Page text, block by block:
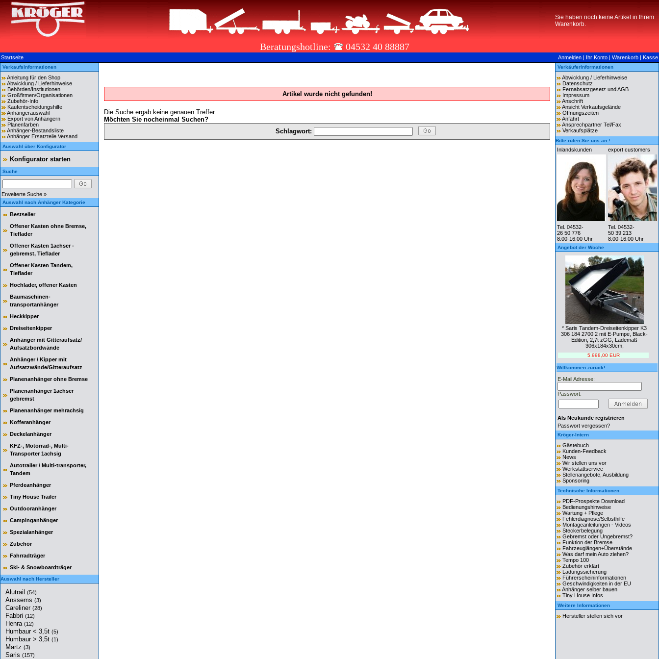
Sie haben noch keine Artikel in Ihrem
Warenkorb.
Beratungshotline: 04532 40 88887
Startseite Anmelden | Ihr Konto | Warenkorb | Kasse
Verkaufsinformationen
Anleitung für den Shop
Abwicklung / Lieferhinweise
Behörden/Institutionen
Großfirmen/Organisationen
Zubehör-Info
Kaufentscheidungshilfe
Anhängerauswahl
Export von Anhängern
Planenfarben
Anhänger-Bestandsliste
Anhänger Ersatzteile Versand
Auswahl über Konfigurator
Konfigurator starten
Suche
Erweiterte Suche »
Auswahl nach Anhänger Kategorie
Bestseller
Offener Kasten ohne Bremse,
Tieflader
Offener Kasten 1achser -
gebremst, Tieflader
Offener Kasten Tandem,
Tieflader
Hochlader, offener Kasten
Baumaschinen-
transportanhänger
Heckkipper
Dreiseitenkipper
Anhänger mit Gitteraufsatz/
Aufsatzbordwände
Anhänger / Kipper mit
Aufsatzwände/Gitteraufsatz
Planenanhänger ohne Bremse
Planenanhänger 1achser
gebremst
Planenanhänger mehrachsig
Kofferanhänger
Deckelanhänger
KFZ-, Motorrad-, Multi-
Transporter 1achsig
Autotrailer / Multi-transporter,
Tandem
Pferdeanhänger
Tiny House Trailer
Outdooranhänger
Campinganhänger
Spezialanhänger
Zubehör
Fahrradträger
Ski- & Snowboardträger
Auswahl nach Hersteller
Alutrail (54)
Anssems (3)
Careliner (28)
Fabbri (12)
Henra (12)
Humbaur < 3,5t (5)
Humbaur > 3,5t (1)
Martz (3)
Saris (157)
Artikel wurde nicht gefunden!
Die Suche ergab keine genauen Treffer.
Möchten Sie nocheinmal Suchen?
Schlagwort:
Verkäuferinformationen
Abwicklung / Lieferhinweise
Datenschutz
Fernabsatzgesetz und AGB
Impressum
Anschrift
Ansicht Verkaufsgelände
Öffnungszeiten
Anfahrt
Ansprechpartner Tel/Fax
Verkaufsplätze
Bitte rufen Sie uns an !
Inlandskunden export customers
Tel. 04532-
26 50 776
8:00-16:00 Uhr
Tel. 04532-
50 39 213
8:00-16:00 Uhr
Angebot der Woche
* Saris Tandem-Dreiseitenkipper K3
306 184 2700 2 mit E-Pumpe, Black-
Edition, 2,7t zGG, Lademaß
306x184x30cm,
5.998,00 EUR
Willkommen zurück!
E-Mail Adresse:
Passwort:
Als Neukunde registrieren
Passwort vergessen?
Kröger-Intern
Gästebuch
Kunden-Feedback
News
Wir stellen uns vor
Werkstattservice
Stellenangebote, Ausbildung
Sponsoring
Technische Informationen
PDF-Prospekte Download
Bedienungshinweise
Wartung + Pflege
Fehlerdiagnose/Selbsthilfe
Montageanleitungen - Videos
Steckerbelegung
Gebremst oder Ungebremst?
Funktion der Bremse
Fahrzeuglängen+Überstände
Was darf mein Auto ziehen?
Tempo 100
Zubehör erklärt
Ladungssicherung
Führerscheininformationen
Geschwindigkeiten in der EU
Anhänger selber bauen
Tiny House Infos
Weitere Informationen
Hersteller stellen sich vor